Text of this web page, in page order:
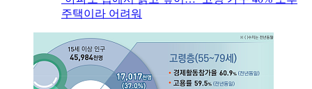
주택이라 어려워